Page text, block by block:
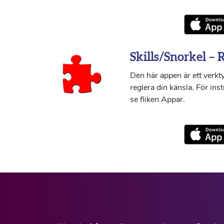
Skills/Snorkel –
Den här appen är ett
reglera din känsla. För
se fliken Appar.